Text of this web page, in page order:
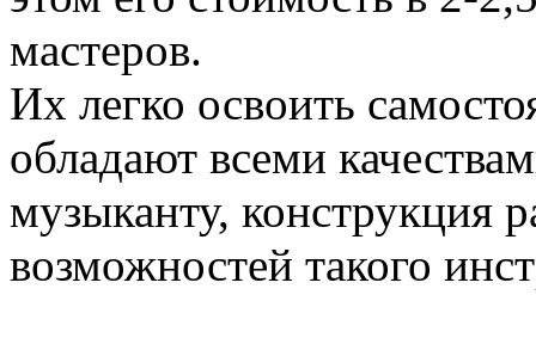
мастеров.
Их легко освоить
обладают всеми
музыканту, конструкция
возможностей такого